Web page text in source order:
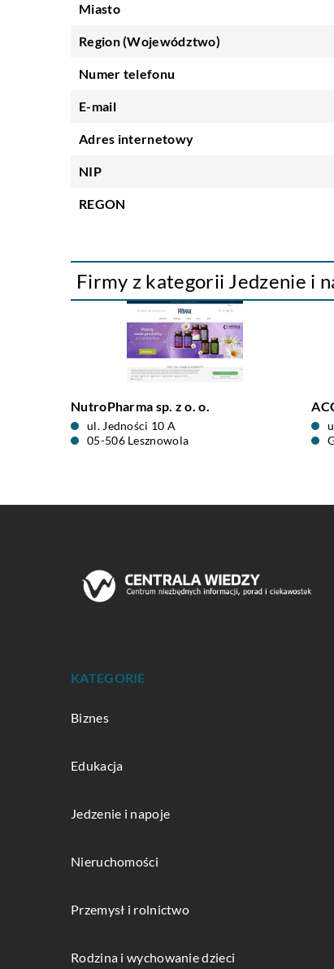
Miasto
Region (Województwo)
Numer telefonu
E-mail
Adres internetowy
NIP
REGON
Firmy z kategorii Jedzenie i
NutroPharma sp. z o. o.
ul. Jedności 10 A
05-506 Lesznowola
KATEGORIE
Biznes
Edukacja
Jedzenie i napoje
Nieruchomości
Przemysł i rolnictwo
Rodzina i wychowanie dzieci